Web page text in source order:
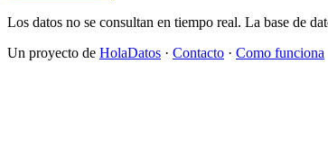
Los datos no se consultan en tiempo real. La base de
Un proyecto de HolaDatos · Contacto · Como funciona